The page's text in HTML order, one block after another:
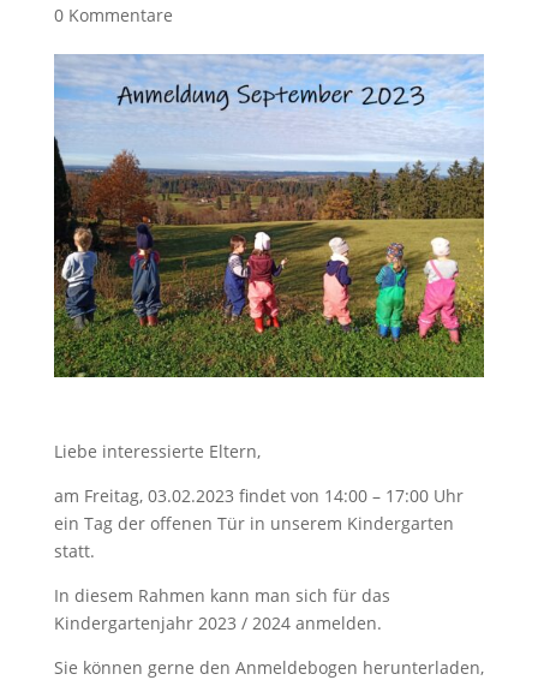
0 Kommentare
Liebe interessierte Eltern,
am Freitag, 03.02.2023 findet von 14:00 – 17:00 Uhr
ein Tag der offenen Tür in unserem Kindergarten
statt.
In diesem Rahmen kann man sich für das
Kindergartenjahr 2023 / 2024 anmelden.
Sie können gerne den Anmeldebogen herunterladen,